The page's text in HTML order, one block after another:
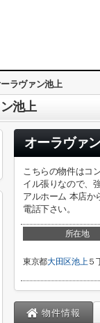
ラヴァン池上
池上
オーラヴァ
こちらの物件はコ
イル張りなので、
アルホーム 本店か
電話下さい。
所在地
東京都大田区池上５
物件情報